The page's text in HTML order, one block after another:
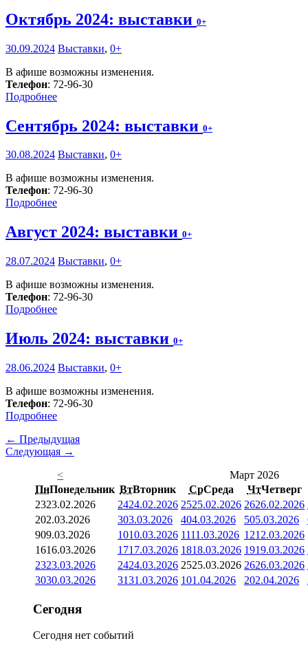
Октябрь 2024: выставки 0+
30.09.2024 Выставки, 0+
В афише возможны изменения.
Телефон: 72-96-30
Подробнее
Сентябрь 2024: выставки 0+
30.08.2024 Выставки, 0+
В афише возможны изменения.
Телефон: 72-96-30
Подробнее
Август 2024: выставки 0+
28.07.2024 Выставки, 0+
В афише возможны изменения.
Телефон: 72-96-30
Подробнее
Июль 2024: выставки 0+
28.06.2024 Выставки, 0+
В афише возможны изменения.
Телефон: 72-96-30
Подробнее
← Предыдущая
Следующая →
<
Март 2026
ПнПонедельник ВтВторник СрСреда ЧтЧетверг
2323.02.2026 2424.02.2026 2525.02.2026 2626.02.2026
202.03.2026 303.03.2026 404.03.2026 505.03.2026
909.03.2026 1010.03.2026 1111.03.2026 1212.03.2026
1616.03.2026 1717.03.2026 1818.03.2026 1919.03.2026
2323.03.2026 2424.03.2026 2525.03.2026 2626.03.2026
3030.03.2026 3131.03.2026 101.04.2026 202.04.2026
Сегодня
Сегодня нет событий